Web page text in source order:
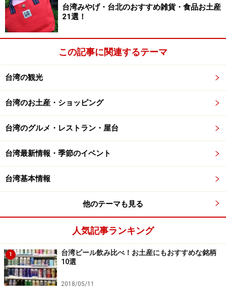
ダメアイテムその4：マフラー
最後は、マフラーです。理由は特にないの
ですが、”友達の話なんだけど、マフラーを
プレゼントしたとたんに別れたんだって”的
な話が多いのだとか。それに、このマフラ
ーネタを教えてくれた男の子が、「実は、
僕もなんです」と暴露してくれました。ダ
メだと噂のマフラーをどうしてプレゼント
したのか聞いてみると、「彼女がほしがっ
たから」だそうで。うーん、これは、彼女
から別れたがってたのかもしれませんね。
彼もうすうす感じていたらしく、試しにプ
レゼントしてみたら、噂通りになったそう
で。マフラーが別れのきっかけを作っただ
けなのでしょうが、ね。いずれにしても、
マフラーの実証が一件増えたのでした。
一緒に行くと別れちゃうスポット
台湾みやげ・台北のおすすめ雑貨・食品お土産
21選！
この記事に関連するテーマ
台湾の観光
台湾のお土産・ショッピング
台湾のグルメ・レストラン・屋台
台湾最新情報・季節のイベント
台湾基本情報
他のテーマも見る
人気記事ランキング
1
台湾ビール飲み比べ！お土産にもおすすめな銘柄
10選
2018/05/11